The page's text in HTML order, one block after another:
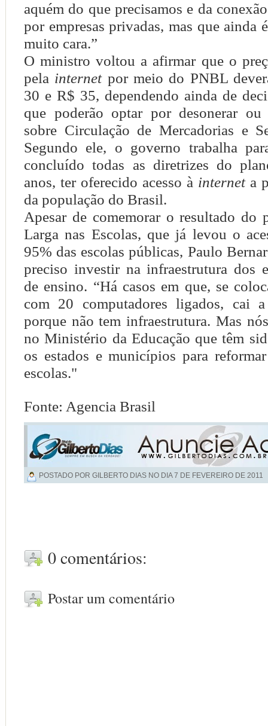
aquém do que precisamos e da
por empresas privadas, mas que ainda
muito cara.”
O ministro voltou a afirmar que o
pela internetpor meio do PNBL
30 e R$ 35, dependendo ainda de
que poderão optar por desonerar
sobre Circulação de Mercadorias e
Segundo ele, o governo trabalha
concluído todas as diretrizes do
anos, ter oferecido acesso à internet a
da população do Brasil.
Apesar de comemorar o resultado do
Larga nas Escolas, que já levou o
95% das escolas públicas, Paulo
preciso investir na infraestrutura dos
de ensino. “Há casos em que, se
com 20 computadores ligados, cai
porque não tem infraestrutura. Mas
no Ministério da Educação que têm
os estados e municípios para
escolas."
Fonte: Agencia Brasil
POSTADO POR GILBERTO DIAS NO DIA7 DE FEVEREIRO DE 2011
0 comentários:
Postar um comentário